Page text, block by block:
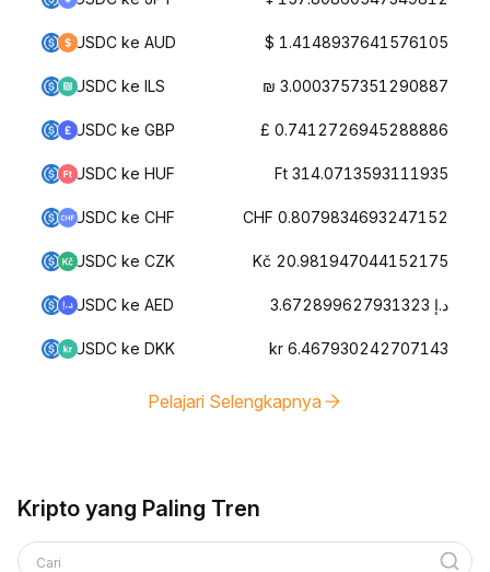
USDC ke AUD $ 1.4148937641576105
USDC ke ILS ₪ 3.0003757351290887
USDC ke GBP £ 0.7412726945288886
USDC ke HUF Ft 314.0713593111935
USDC ke CHF CHF 0.8079834693247152
USDC ke CZK Kč 20.981947044152175
USDC ke AED د.إ 3.672899627931323
USDC ke DKK kr 6.467930242707143
Pelajari Selengkapnya
Kripto yang Paling Tren
Cari